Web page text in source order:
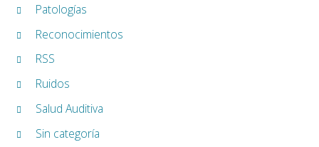
Patologías
Reconocimientos
RSS
Ruidos
Salud Auditiva
Sin categoría